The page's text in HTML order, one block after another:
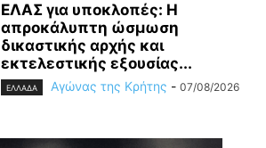
ΕΛΑΣ για υποκλοπές: H
απροκάλυπτη ώσμωση
δικαστικής αρχής και
εκτελεστικής εξουσίας...
ΕΛΛΑΔΑ Αγώνας της Κρήτης - 07/08/2026